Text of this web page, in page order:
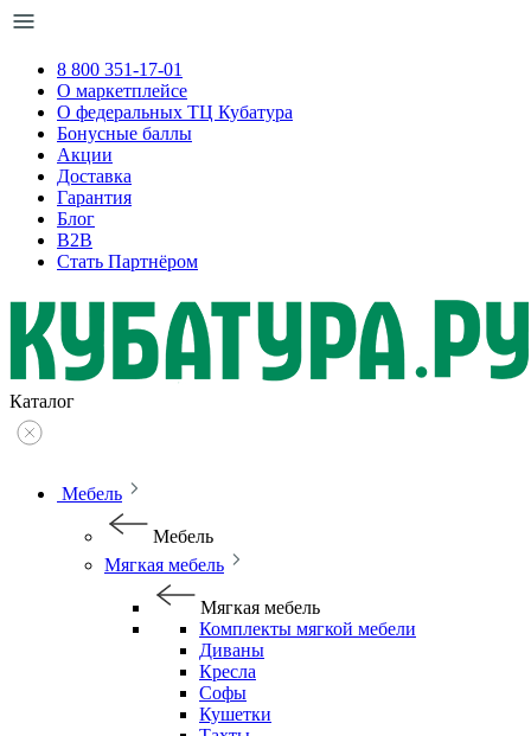
8 800 351-17-01
О маркетплейсе
О федеральных ТЦ Кубатура
Бонусные баллы
Акции
Доставка
Гарантия
Блог
B2B
Стать Партнёром
Каталог
Мебель
Мебель
Мягкая мебель
Мягкая мебель
Комплекты мягкой мебели
Диваны
Кресла
Софы
Кушетки